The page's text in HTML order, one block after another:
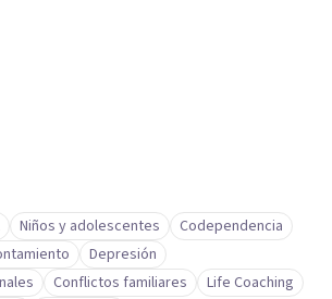
Niños y adolescentes
Codependencia
Depresión
Conflictos familiares
Life Coaching